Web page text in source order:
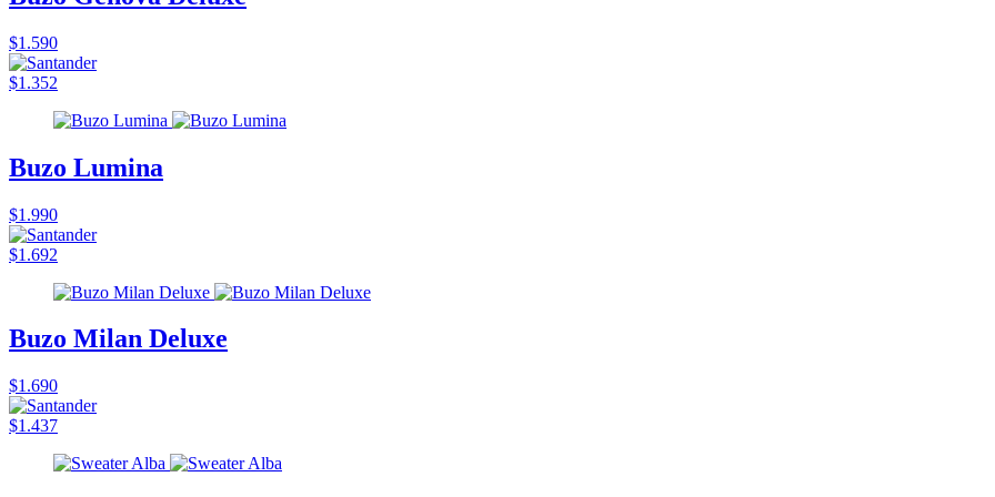
$1.590
$1.352
Buzo Lumina
$1.990
$1.692
Buzo Milan Deluxe
$1.690
$1.437